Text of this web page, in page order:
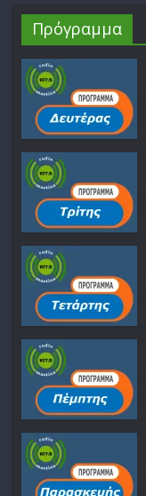
Πρόγραμμα